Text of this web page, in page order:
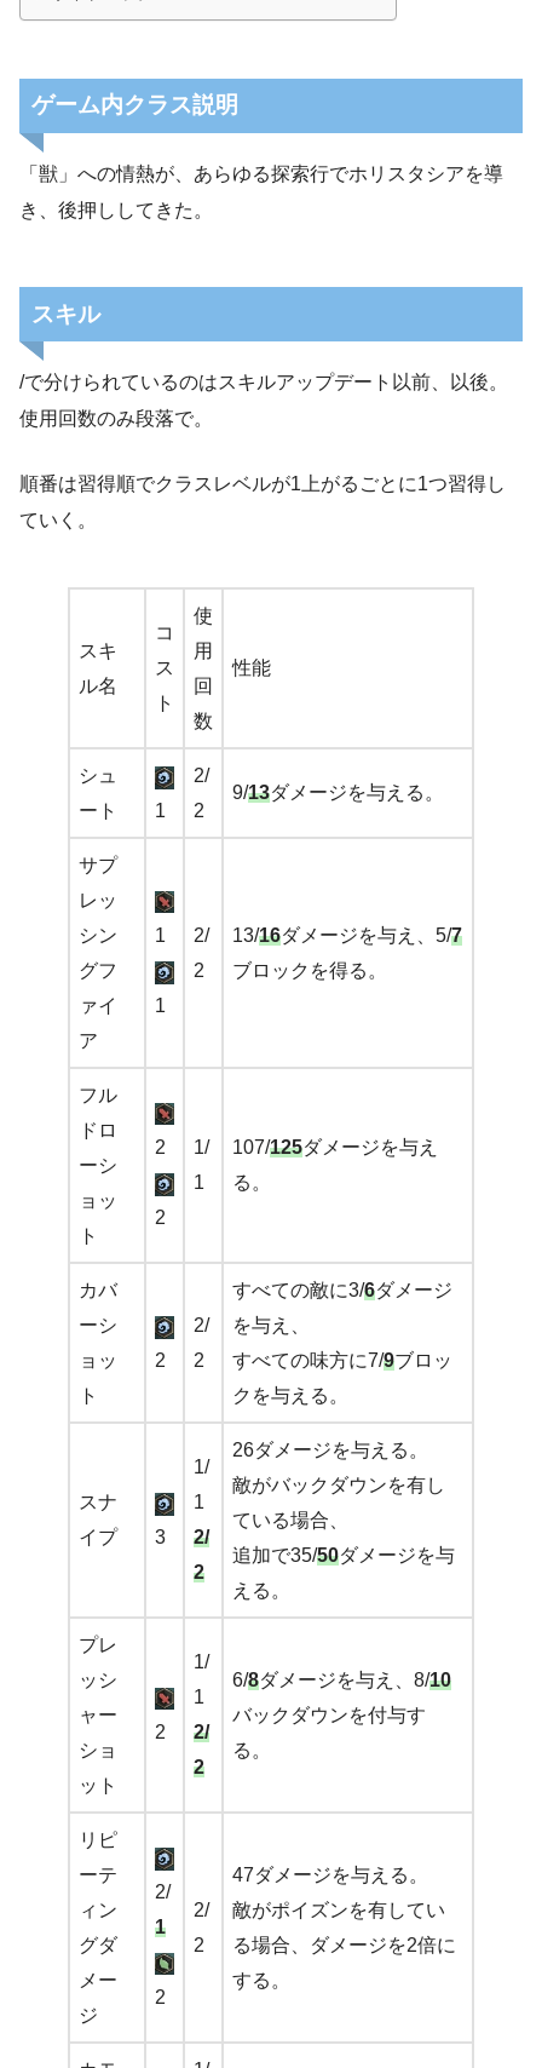
ゲーム内クラス説明
「獣」への情熱が、あらゆる探索行でホリスタシアを導
き、後押ししてきた。
スキル
/で分けられているのはスキルアップデート以前、以後。
使用回数のみ段落で。
順番は習得順でクラスレベルが1上がるごとに1つ習得し
ていく。
スキ
ル名
コ
ス
ト
使
用
回
数
性能
シュ
ート
1
2/
2
9/13ダメージを与える。
サプ
レッ
シン
グフ
ァイ
ア
1
1
2/
2
13/16ダメージを与え、5/7
ブロックを得る。
フル
ドロ
ーシ
ョッ
ト
2
2
1/
1
107/125ダメージを与え
る。
カバ
ーシ
ョッ
ト
2
2/
2
すべての敵に3/6ダメージ
を与え、
すべての味方に7/9ブロッ
クを与える。
スナ
イプ
3
1/
1
2/
2
26ダメージを与える。
敵がバックダウンを有し
ている場合、
追加で35/50ダメージを与
える。
プレ
ッシ
ャー
ショ
ット
2
1/
1
2/
2
6/8ダメージを与え、8/10
バックダウンを付与す
る。
リピ
ーテ
ィン
グダ
メー
ジ
2/
1
2
2/
2
47ダメージを与える。
敵がポイズンを有してい
る場合、ダメージを2倍に
する。